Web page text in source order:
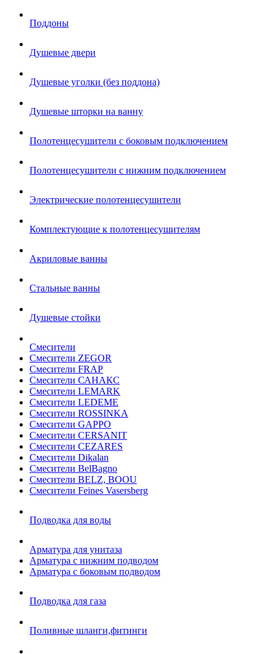
Поддоны
Душевые двери
Душевые уголки (без поддона)
Душевые шторки на ванну
Полотенцесушители с боковым подключением
Полотенцесушители с нижним подключением
Электрические полотенцесушители
Комплектующие к полотенцесушителям
Акриловые ванны
Стальные ванны
Душевые стойки
Смесители
Смесители ZEGOR
Смесители FRAP
Смесители САНАКС
Смесители LEMARK
Смесители LEDEME
Смесители ROSSINKA
Смесители GAPPO
Смесители CERSANIT
Смесители CEZARES
Смесители Dikalan
Смесители BelBagno
Смесители BELZ, BOOU
Смесители Feines Vasersberg
Подводка для воды
Арматура для унитаза
Арматура с нижним подводом
Арматура с боковым подводом
Подводка для газа
Поливные шланги,фитинги